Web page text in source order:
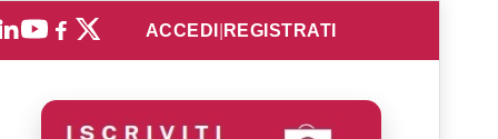
ACCEDI REGISTRATI